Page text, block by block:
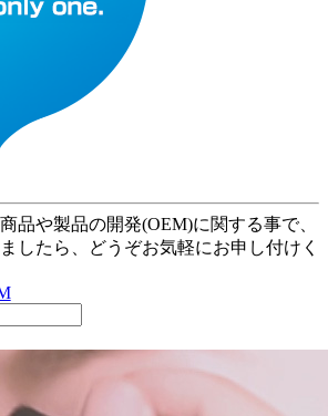
品や製品の開発(OEM)に関する事で、
したら、どうぞお気軽にお申し付けく